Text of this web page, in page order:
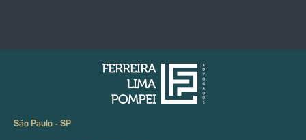
São Paulo - SP